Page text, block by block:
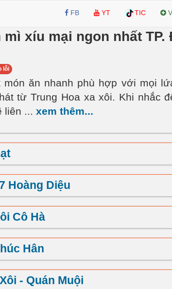
FB YT TIC
xíu mại ngon nhất TP.
lỗi
ăn nhanh phù hợp với mọi
từ Trung Hoa xa xôi. Khi nhắc
liên ... xem thêm...
Hoàng Diệu
Cô Hà
Hân
- Quán Muội